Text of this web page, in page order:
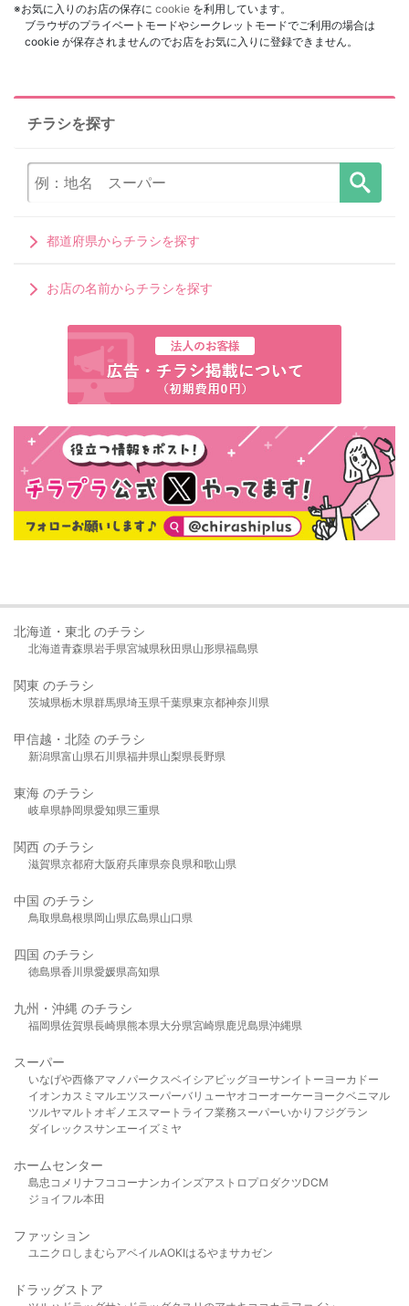
※お気に入りのお店の保存に cookie を利用しています。
ブラウザのプライベートモードやシークレットモードでご利用の場合は
cookie が保存されませんのでお店をお気に入りに登録できません。
チラシを探す
都道府県からチラシを探す
お店の名前からチラシを探す
北海道・東北 のチラシ
北海道青森県岩手県宮城県秋田県山形県福島県
関東 のチラシ
茨城県栃木県群馬県埼玉県千葉県東京都神奈川県
甲信越・北陸 のチラシ
新潟県富山県石川県福井県山梨県長野県
東海 のチラシ
岐阜県静岡県愛知県三重県
関西 のチラシ
滋賀県京都府大阪府兵庫県奈良県和歌山県
中国 のチラシ
鳥取県島根県岡山県広島県山口県
四国 のチラシ
徳島県香川県愛媛県高知県
九州・沖縄 のチラシ
福岡県佐賀県長崎県熊本県大分県宮崎県鹿児島県沖縄県
スーパー
いなげや西條アマノパークスベイシア ビッグヨーサンイトーヨーカドー
イオンカスミ マルエツスーパーバリューヤオコーオーケー ヨークベニマル
ツルヤマルト オギノ エスマート ライフ業務スーパーいかり フジグラン
ダイレックスサンエーイズミヤ
ホームセンター
島忠 コメリ ナフコ コーナンカインズアストロプロダクツDCM
ジョイフル本田
ファッション
ユニクロ しまむら アベイルAOKIはるやま サカゼン
ドラッグストア